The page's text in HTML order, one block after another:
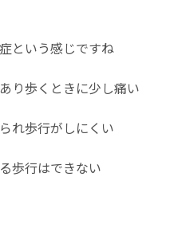
という感じですね
り歩くときに少し痛い
れ歩行がしにくい
歩行はできない